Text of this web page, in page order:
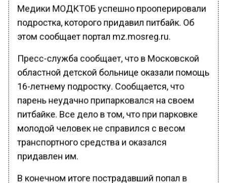
Медики МОДКТОБ успешно прооперировали
подростка, которого придавил питбайк. Об
этом сообщает портал mz.mosreg.ru.
Пресс-служба сообщает, что в Московской
областной детской больнице оказали помощь
16-летнему подростку. Сообщается, что
парень неудачно припарковался на своем
питбайке. Все дело в том, что при парковке
молодой человек не справился с весом
транспортного средства и оказался
придавлен им.
В конечном итоге пострадавший попал в